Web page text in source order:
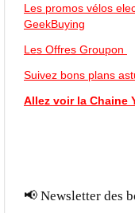
Les promos vélos
GeekBuying
Les Offres Groupon
Suivez bons plans
Allez voir la Chaine
📢 Newsletter des